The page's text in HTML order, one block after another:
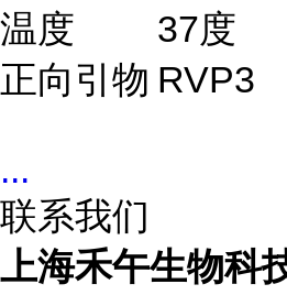
温度
37度
正向引物 RVP3
...
联系我们
上海禾午生物科